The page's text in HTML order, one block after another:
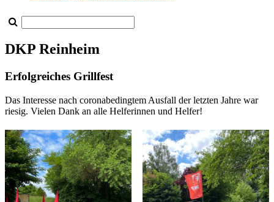
DKP Reinheim
Erfolgreiches Grillfest
Das Interesse nach coronabedingtem Ausfall der letzten Jahre war
riesig. Vielen Dank an alle Helferinnen und Helfer!